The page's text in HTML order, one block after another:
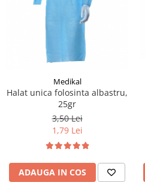
Intretinere masina de spalat
Insecticide si Capcane
Odorizante
Solutii desfundat tevi
Medikal
Halat unica folosinta albastru,
25gr
3,50 Lei
1,79 Lei
ADAUGA IN COS